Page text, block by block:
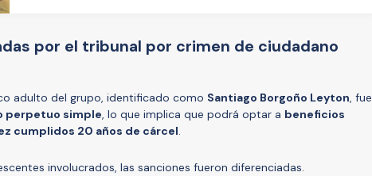
por el tribunal por crimen de ciudadano
adulto del grupo, identificado como Santiago Borgoño Leyton, fue
perpetuo simple, lo que implica que podrá optar a beneficios
cumplidos 20 años de cárcel.
involucrados, las sanciones fueron diferenciadas.